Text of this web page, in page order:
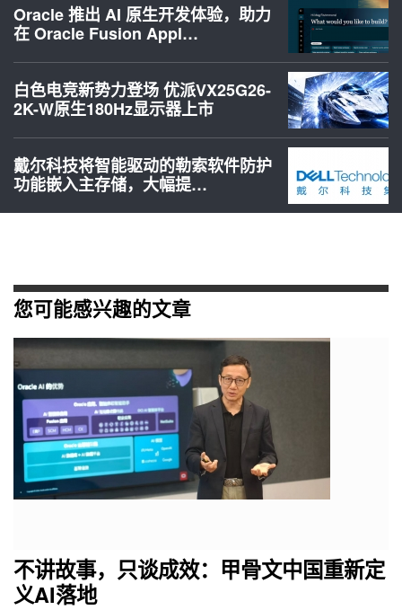
Oracle 推出 AI 原生开发体验，助力
在 Oracle Fusion Appl…
白色电竞新势力登场 优派VX25G26-
2K-W原生180Hz显示器上市
戴尔科技将智能驱动的勒索软件防护
功能嵌入主存储，大幅提…
您可能感兴趣的文章
不讲故事，只谈成效：甲骨文中国重新定
义AI落地